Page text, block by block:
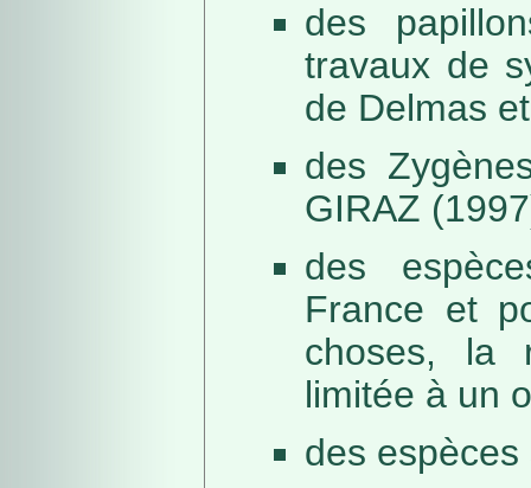
des
travaux de
de Delmas
des
GIRAZ
des
France et
choses, la
limitée à un
des